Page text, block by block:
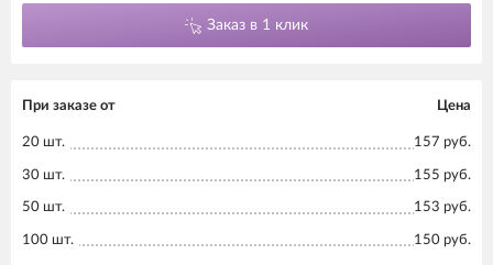
Заказ в 1 клик
При заказе от Цена
20 шт. 157 руб.
30 шт. 155 руб.
50 шт. 153 руб.
100 шт. 150 руб.